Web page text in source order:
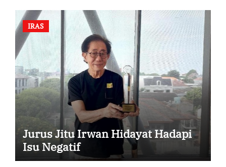
IRAS
Jurus Jitu Irwan Hidayat Hadapi
Isu Negatif